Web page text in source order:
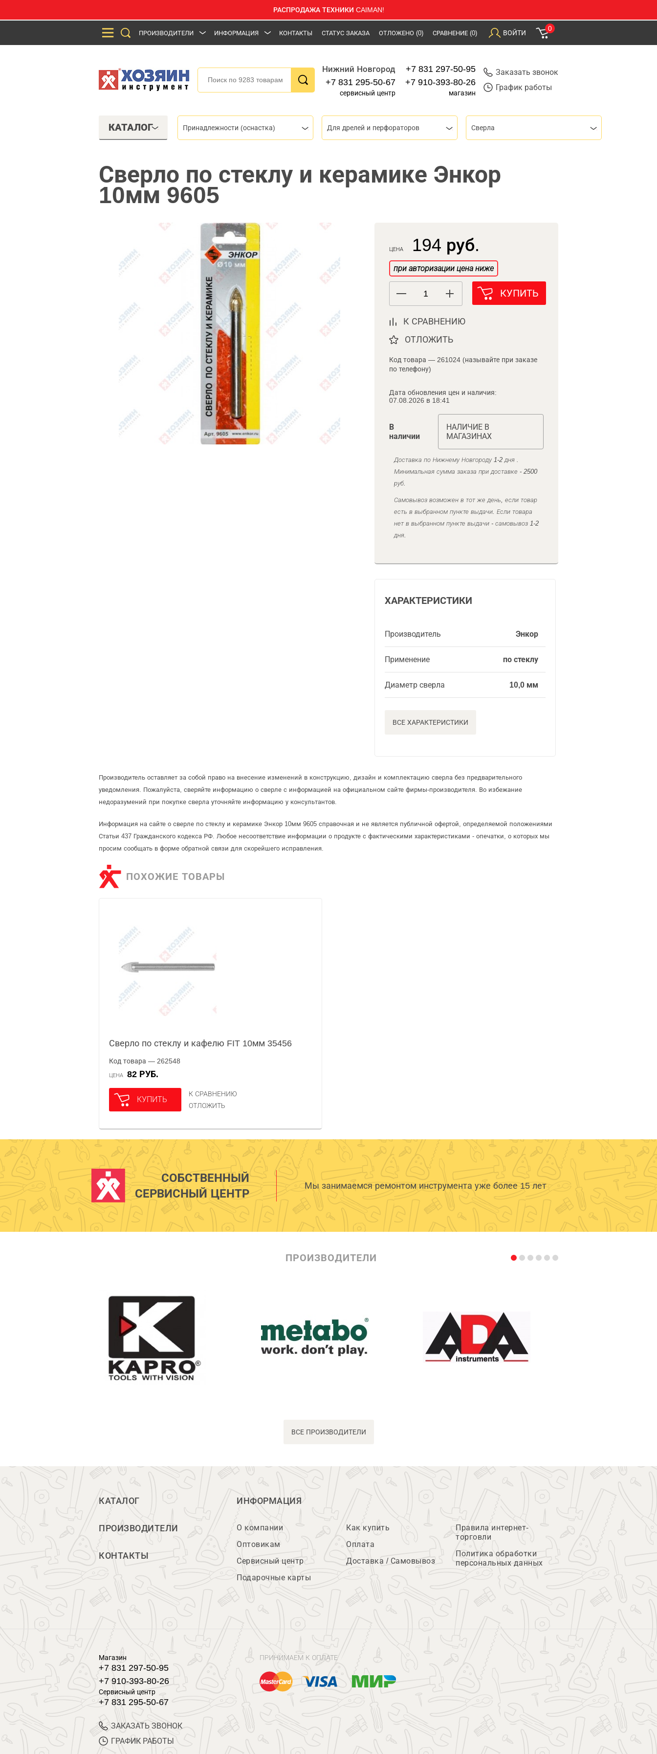
РАСПРОДАЖА ТЕХНИКИ CAIMAN!
ПРОИЗВОДИТЕЛИ ИНФОРМАЦИЯ КОНТАКТЫ СТАТУС ЗАКАЗА ОТЛОЖЕНО (0) СРАВНЕНИЕ (0) ВОЙТИ
0
Нижний Новгород
+7 831 295-50-67
сервисный центр
+7 831 297-50-95
+7 910-393-80-26
магазин
Заказать звонок
График работы
КАТАЛОГ Принадлежности (оснастка) Для дрелей и перфораторов Сверла
Сверло по стеклу и керамике Энкор
10мм 9605
ЦЕНА 194 руб.
при авторизации цена ниже
КУПИТЬ
К СРАВНЕНИЮ
ОТЛОЖИТЬ
Код товара — 261024 (называйте при заказе
по телефону)
Дата обновления цен и наличия:
07.08.2026 в 18:41
В
наличии
НАЛИЧИЕ В
МАГАЗИНАХ
Доставка по Нижнему Новгороду 1-2 дня .
Минимальная сумма заказа при доставке - 2500
руб.
Самовывоз возможен в тот же день, если товар
есть в выбранном пункте выдачи. Если товара
нет в выбранном пункте выдачи - самовывоз 1-2
дня.
ХАРАКТЕРИСТИКИ
Производитель Энкор
Применение по стеклу
Диаметр сверла 10,0 мм
ВСЕ ХАРАКТЕРИСТИКИ
Производитель оставляет за собой право на внесение изменений в конструкцию, дизайн и комплектацию сверла без предварительного
уведомления. Пожалуйста, сверяйте информацию о сверле с информацией на официальном сайте фирмы-производителя. Во избежание
недоразумений при покупке сверла уточняйте информацию у консультантов.
Информация на сайте о сверле по стеклу и керамике Энкор 10мм 9605 справочная и не является публичной офертой, определяемой положениями
Статьи 437 Гражданского кодекса РФ. Любое несоответствие информации о продукте с фактическими характеристиками - опечатки, о которых мы
просим сообщать в форме обратной связи для скорейшего исправления.
ПОХОЖИЕ ТОВАРЫ
Сверло по стеклу и кафелю FIT 10мм 35456
Код товара — 262548
ЦЕНА 82 РУБ.
КУПИТЬ
К СРАВНЕНИЮ
ОТЛОЖИТЬ
СОБСТВЕННЫЙ
СЕРВИСНЫЙ ЦЕНТР
Мы занимаемся ремонтом инструмента уже более 15 лет
ПРОИЗВОДИТЕЛИ
ВСЕ ПРОИЗВОДИТЕЛИ
КАТАЛОГ
ПРОИЗВОДИТЕЛИ
КОНТАКТЫ
ИНФОРМАЦИЯ
О компании
Оптовикам
Сервисный центр
Подарочные карты
Как купить
Оплата
Доставка / Самовывоз
Правила интернет-
торговли
Политика обработки
персональных данных
Магазин
+7 831 297-50-95
+7 910-393-80-26
Сервисный центр
+7 831 295-50-67
ЗАКАЗАТЬ ЗВОНОК
ГРАФИК РАБОТЫ
ПРИНИМАЕМ К ОПЛАТЕ